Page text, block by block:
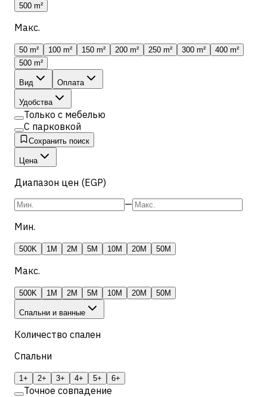
500 m²
Макс.
50 m² 100 m² 150 m² 200 m² 250 m² 300 m²
400 m²
500 m²
Вид Оплата
Удобства
Только с мебелью
С парковкой
Сохранить поиск
Цена
Диапазон цен (EGP)
—
Мин.
500K 1M 2M 5M 10M 20M 50M
Макс.
500K 1M 2M 5M 10M 20M 50M
Спальни и ванные
Количество спален
Спальни
1+ 2+ 3+ 4+ 5+ 6+
Точное совпадение